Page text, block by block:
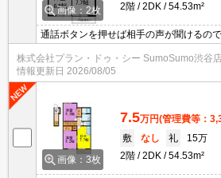
画像：2枚
2階
2DK 54.53m²
通話ボタンを押せば相手の声が聞けるの
うかを決められるインターホンがありま
ス・クロゼットなどが備え付けられてい
納に重宝します。忙しい朝でも鏡を見な
ことができる洗面化粧台を採用していま
株式会社プラン・ドゥ・シー SumoSumo渋谷
情報更新日 2026/08/05
画像：3枚
7.5万円(管理費等：
敷
なし 礼
15万
2階
2DK 54.53m²